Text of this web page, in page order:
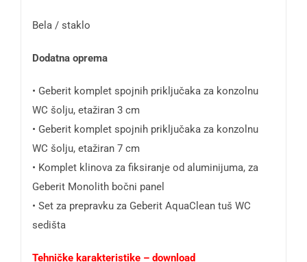
Bela / staklo
Dodatna oprema
• Geberit komplet spojnih priključaka za konzolnu
WC šolju, etažiran 3 cm
• Geberit komplet spojnih priključaka za konzolnu
WC šolju, etažiran 7 cm
• Komplet klinova za fiksiranje od aluminijuma, za
Geberit Monolith bočni panel
• Set za prepravku za Geberit AquaClean tuš WC
sedišta
Tehničke karakteristike – download